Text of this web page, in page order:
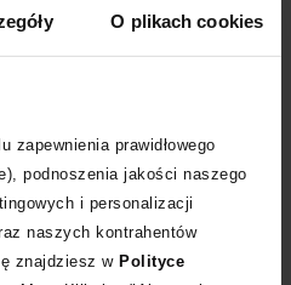
O plikach cookies
prawidłowego
podnoszenia jakości naszego
i personalizacji
naszych kontrahentów
znajdziesz w Polityce